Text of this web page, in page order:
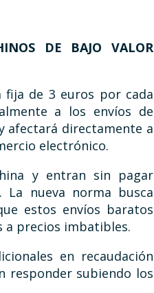
DE BAJO VALOR
fija de 3 euros por cada
a los envíos de
afectará directamente a
electrónico.
y entran sin pagar
La nueva norma busca
estos envíos baratos
a precios imbatibles.
en recaudación
responder subiendo los